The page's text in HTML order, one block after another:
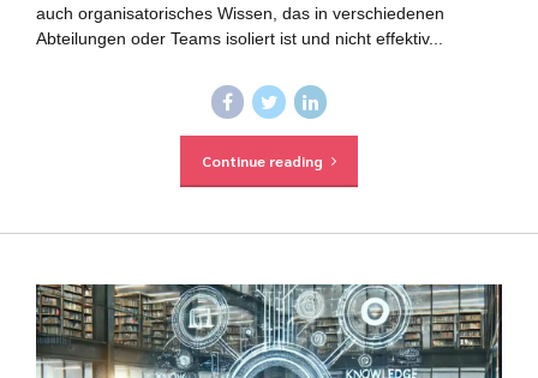
auch organisatorisches Wissen, das in verschiedenen
Abteilungen oder Teams isoliert ist und nicht effektiv...
Continue reading